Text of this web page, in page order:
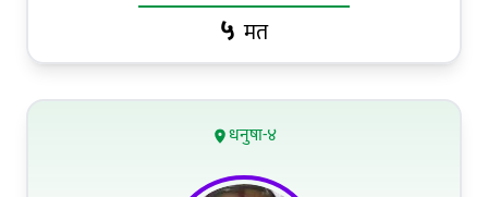
५ मत
धनुषा-४